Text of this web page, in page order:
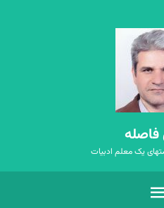
یک معلم ادبیات
فهرست